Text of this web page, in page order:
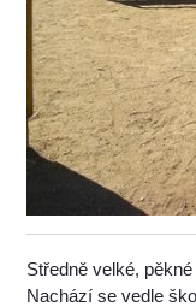
Středně velké,
Nachází se vedle